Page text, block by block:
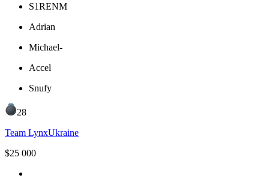
S1RENM
Adrian
Michael-
Accel
Snufy
28
Team LynxUkraine
$25 000